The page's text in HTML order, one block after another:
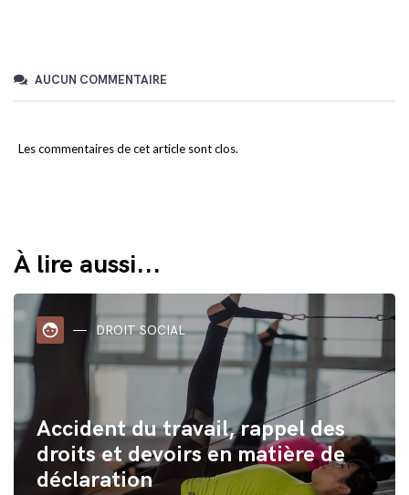
AUCUN COMMENTAIRE
Les commentaires de cet article sont clos.
À lire aussi...
face DROIT SOCIAL
Accident du travail, rappel des
droits et devoirs en matière de
déclaration